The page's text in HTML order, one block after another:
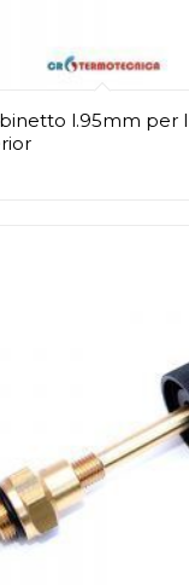
l.95mm per